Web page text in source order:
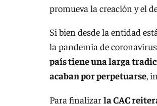
promueva la creación y el
Si bien desde la entidad
la pandemia de
país tiene una larga
acaban por perpetuarse,
Para finalizarla CAC